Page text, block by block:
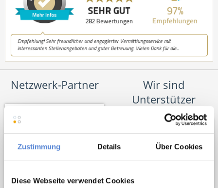
Zustimmung Details Über Cookies
Diese Webseite verwendet Cookies
Netzwerk-Partner
Wir sind
Unterstützer